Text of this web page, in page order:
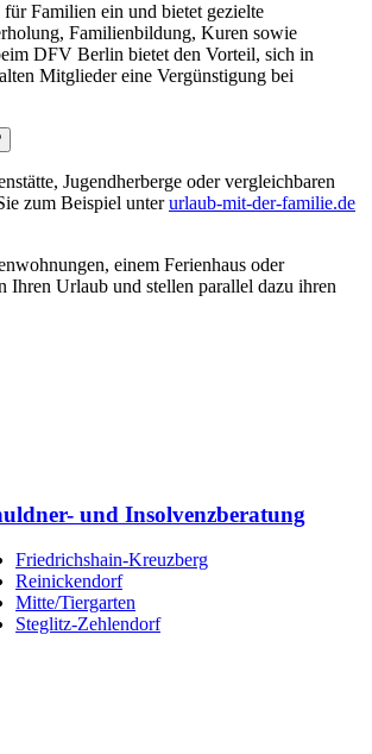
Familien ein und bietet gezielte
Familienbildung, Kuren sowie
DFV Berlin bietet den Vorteil, sich in
Mitglieder eine Vergünstigung bei
Jugendherberge oder vergleichbaren
zum Beispiel unterurlaub-mit-der-familie.de
einem Ferienhaus oder
Ihren Urlaub und stellen parallel dazu ihren
und Insolvenzberatung
Friedrichshain-Kreuzberg
Reinickendorf
Mitte/Tiergarten
Steglitz-Zehlendorf